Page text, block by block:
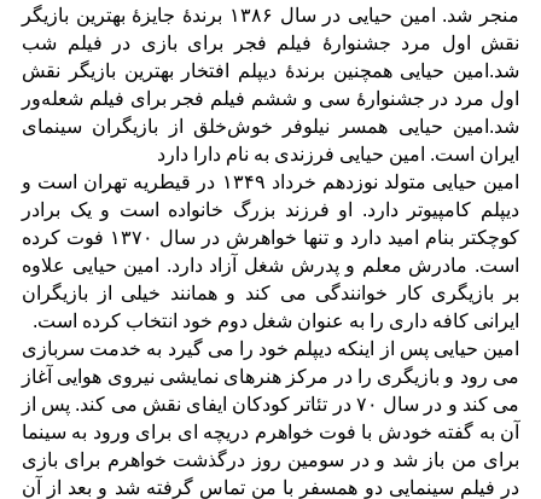
منجر شد. امین حیایی در سال ۱۳۸۶ برندهٔ جایزهٔ بهترین بازیگر
نقش اول مرد جشنوارهٔ فیلم فجر برای بازی در فیلم شب
شد.امین حیایی همچنین برندهٔ دیپلم افتخار بهترین بازیگر نقش
اول مرد در جشنوارهٔ سی و ششم فیلم فجر برای فیلم شعله‌ور
شد.امین حیایی همسر نیلوفر خوش‌خلق از بازیگران سینمای
ایران است. امین حیایی فرزندی به نام دارا دارد
امین حیایی متولد نوزدهم خرداد ۱۳۴۹ در قیطریه تهران است و
دیپلم کامپیوتر دارد. او فرزند بزرگ خانواده است و یک برادر
کوچکتر بنام امید دارد و تنها خواهرش در سال ۱۳۷۰ فوت کرده
است. مادرش معلم و پدرش شغل آزاد دارد. امین حیایی علاوه
بر بازیگری کار خوانندگی می کند و همانند خیلی از بازیگران
ایرانی کافه داری را به عنوان شغل دوم خود انتخاب کرده است.
امین حیایی پس از اینکه دیپلم خود را می گیرد به خدمت سربازی
می رود و بازیگری را در مرکز هنرهای نمایشی نیروی هوایی آغاز
می کند و در سال ۷۰ در تئاتر کودکان ایفای نقش می کند. پس از
آن به گفته خودش با فوت خواهرم دریچه ای برای ورود به سینما
برای من باز شد و در سومین روز درگذشت خواهرم برای بازی
در فیلم سینمایی دو همسفر با من تماس گرفته شد و بعد از آن